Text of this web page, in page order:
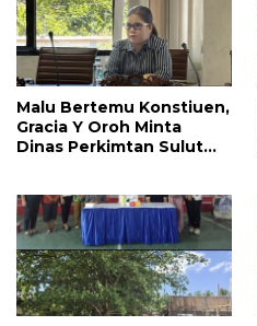
Malu Bertemu Konstiuen,
Gracia Y Oroh Minta
Dinas Perkimtan Sulut
Jalan di Tandengan I